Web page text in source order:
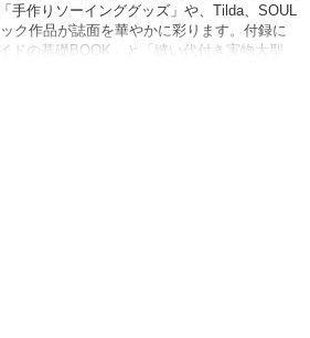
手作りソーインググッズ」や、Tilda、SOUL
ク作品が誌面を華やかに彩ります。付録に
ドの基礎BOOK」と「縫い代付き実物大型
ランまで「今すぐ作りたい！」に応えます。